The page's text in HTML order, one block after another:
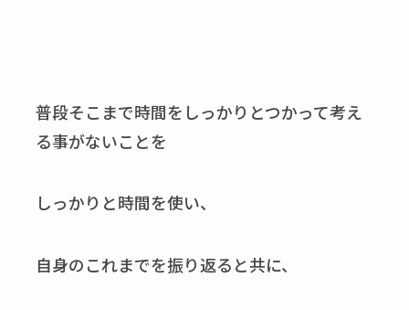
普段そこまで時間をしっかりとつかって考え
る事がないことを
しっかりと時間を使い、
自身のこれまでを振り返ると共に、